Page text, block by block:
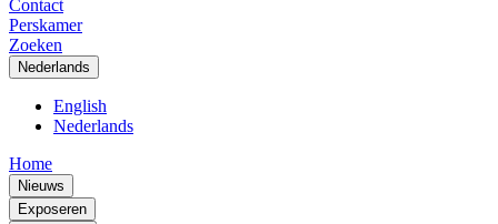
Contact
Perskamer
Zoeken
Nederlands
English
Nederlands
Home
Nieuws
Exposeren